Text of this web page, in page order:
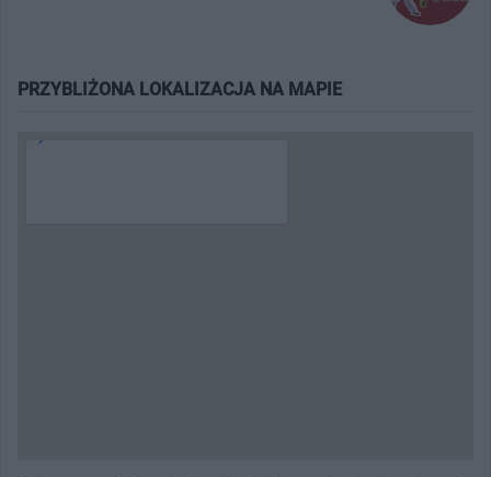
PRZYBLIŻONA LOKALIZACJA NA MAPIE